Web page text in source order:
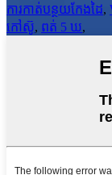
ការកាត់បន្ថយកែងដៃ,
កៅស៊ូ, ពត់ 5 ឃ,